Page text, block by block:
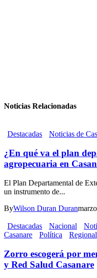
Noticias Relacionadas
Destacadas Noticias de
¿En qué va el plan
agropecuaria en
El Plan Departamental de
un instrumento de...
ByWilson Duran Duran
Destacadas Nacional
Casanare
Política Regional
Zorro escogerá por
y Red Salud Casanare